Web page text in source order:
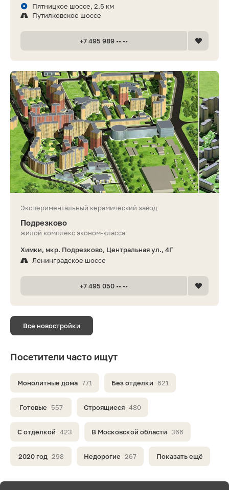
Пятницкое шоссе, 2.5 км
Путилковское шоссе
+7 495 989 •• ••
Экспериментальный керамический завод
Подрезково
жилой комплекс эконом-класса
Химки, мкр. Подрезково, Центральная ул., 4Г
Ленинградское шоссе
+7 495 050 •• ••
Все новостройки
Посетители часто ищут
Монолитные дома 771 Без отделки 621
Готовые 557 Строящиеся 480
С отделкой 423 В Московской области 366
2020 год 298 Недорогие 267 Показать ещё